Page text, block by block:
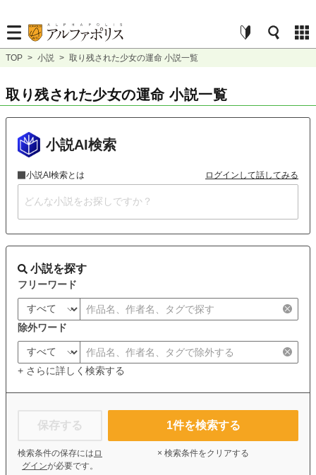
TOP > 小説 > 取り残された少女の運命 小説一覧
取り残された少女の運命 小説一覧
小説AI検索
小説AI検索とは ログインして話してみる
小説を探す
フリーワード
除外ワード
+ さらに詳しく検索する
保存する
検索条件の保存には ロ
グインが必要です。
1件を検索する
× 検索条件をクリアする